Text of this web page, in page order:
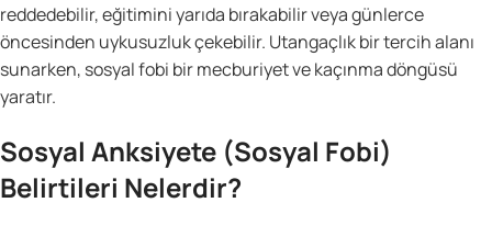
reddedebilir, eğitimini yarıda bırakabilir veya günlerce
öncesinden uykusuzluk çekebilir. Utangaçlık bir tercih alanı
sunarken, sosyal fobi bir mecburiyet ve kaçınma döngüsü
yaratır.
Sosyal Anksiyete (Sosyal Fobi)
Belirtileri Nelerdir?